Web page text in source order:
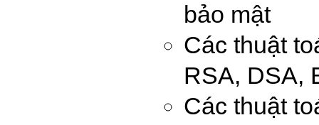
bảo mật
Các thuật
RSA, DSA,
Các thuật